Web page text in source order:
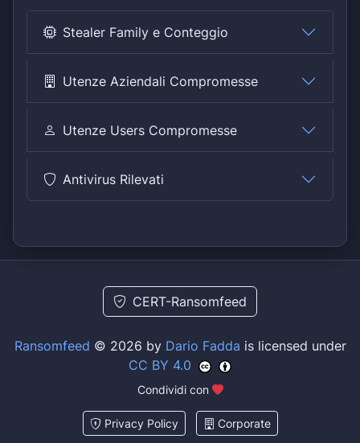
Stealer Family e Conteggio
Utenze Aziendali Compromesse
Utenze Users Compromesse
Antivirus Rilevati
CERT-Ransomfeed
Ransomfeed © 2026 by Dario Fadda is licensed under
CC BY 4.0
Condividi con
Privacy Policy Corporate